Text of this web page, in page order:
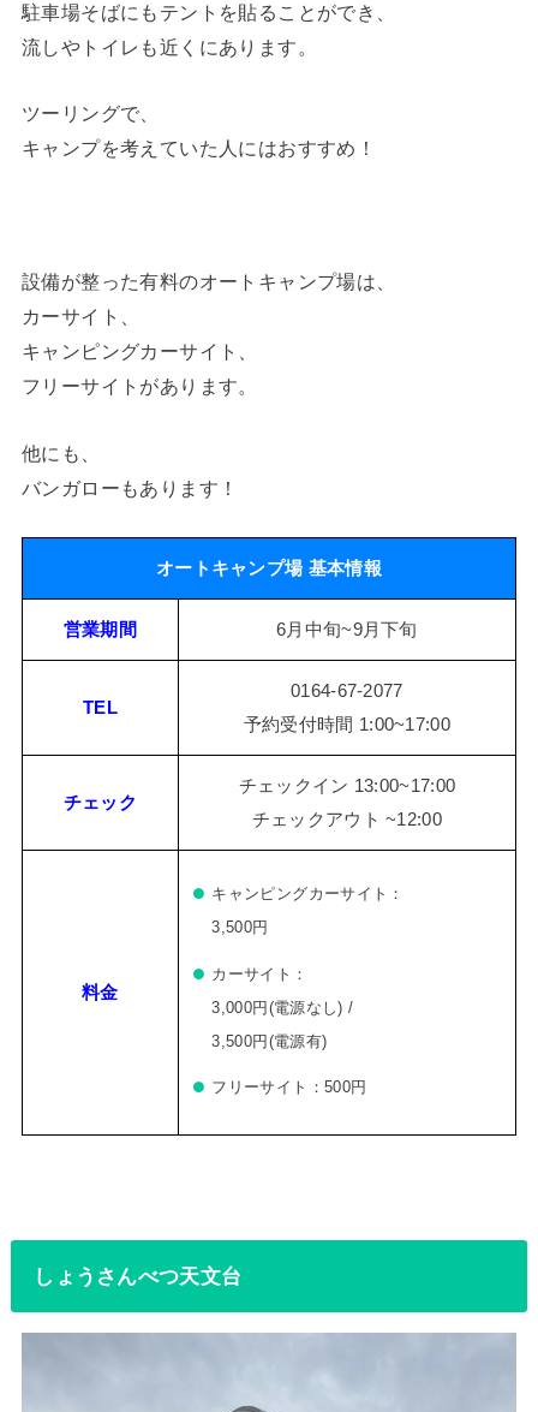
駐車場そばにもテントを貼ることができ、
流しやトイレも近くにあります。
ツーリングで、
キャンプを考えていた人にはおすすめ！
設備が整った有料のオートキャンプ場は、
カーサイト、
キャンピングカーサイト、
フリーサイトがあります。
他にも、
バンガローもあります！
オートキャンプ場 基本情報
営業期間 6月中旬~9月下旬
TEL
0164-67-2077
予約受付時間 1:00~17:00
チェック
チェックイン 13:00~17:00
チェックアウト ~12:00
料金
キャンピングカーサイト：
3,500円
カーサイト：
3,000円(電源なし) /
3,500円(電源有)
フリーサイト：500円
しょうさんべつ天文台